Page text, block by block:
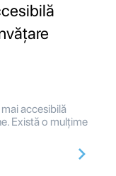
accesibilă
Există o mulțime